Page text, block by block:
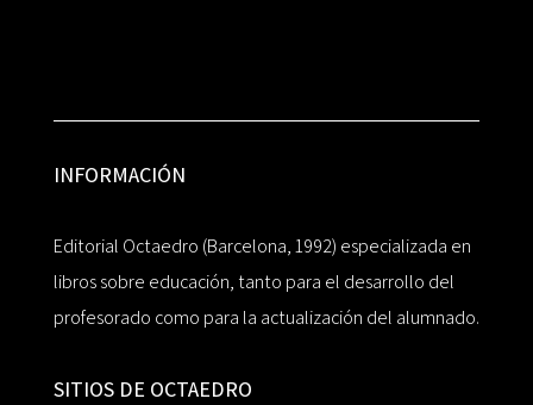
INFORMACIÓN
Editorial Octaedro (Barcelona, 1992) especializada en
libros sobre educación, tanto para el desarrollo del
profesorado como para la actualización del alumnado.
SITIOS DE OCTAEDRO